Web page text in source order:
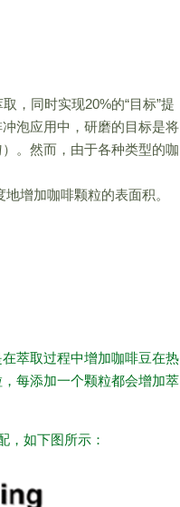
，同时实现20%的“目标”提
泡应用中，研磨的目标是将
。然而，由于各种类型的咖
增加咖啡颗粒的表面积。
萃取过程中增加咖啡豆在热
每添加一个颗粒都会增加萃
，如下图所示：